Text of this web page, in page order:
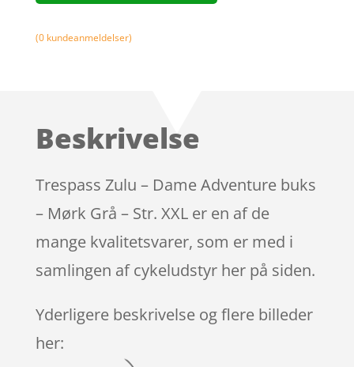
(0kundeanmeldelser)
Beskrivelse
Trespass Zulu – Dame Adventure buks
– Mørk Grå – Str. XXL er en af de
mange kvalitetsvarer, som er med i
samlingen af cykeludstyr her på siden.
Yderligere beskrivelse og flere billeder
her: